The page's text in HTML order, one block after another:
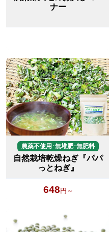
ナー
農薬不使用･無堆肥･無肥料
自然栽培乾燥ねぎ『パパ
っとねぎ』
648 円～